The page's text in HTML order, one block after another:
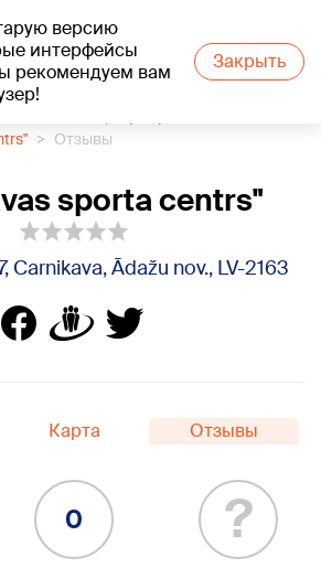
версию
интерфейсы
рекомендуем вам
Закрыть
Отзывы
sporta centrs"
Carnikava, Ādažu nov., LV-2163
Карта Отзывы
0 ?